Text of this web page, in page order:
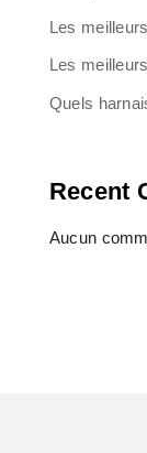
Les
Les
Quels
Recent
Aucun